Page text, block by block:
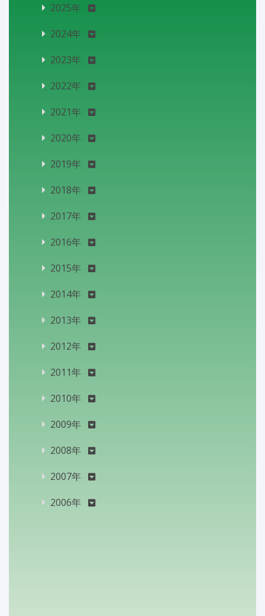
2025年
2024年
2023年
2022年
2021年
2020年
2019年
2018年
2017年
2016年
2015年
2014年
2013年
2012年
2011年
2010年
2009年
2008年
2007年
2006年